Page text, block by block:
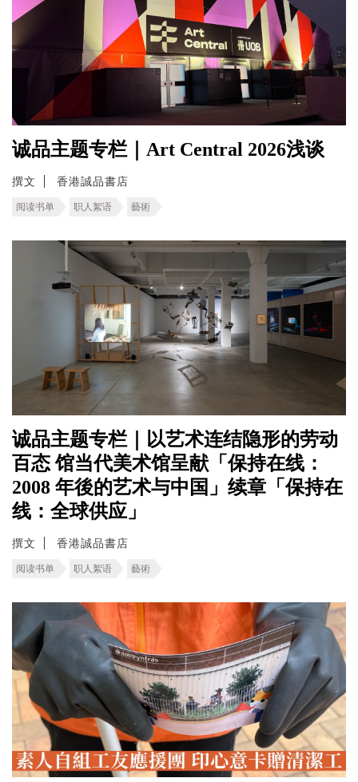
诚品主题专栏｜Art Central 2026浅谈
撰文 香港誠品書店
阅读书单 职人絮语 藝術
诚品主题专栏｜以艺术连结隐形的劳动
百态 馆当代美术馆呈献「保持在线：
2008 年後的艺术与中国」续章「保持在
线：全球供应」
撰文 香港誠品書店
阅读书单 职人絮语 藝術